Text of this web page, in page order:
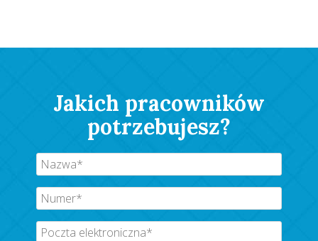
Jakich pracowników
potrzebujesz?